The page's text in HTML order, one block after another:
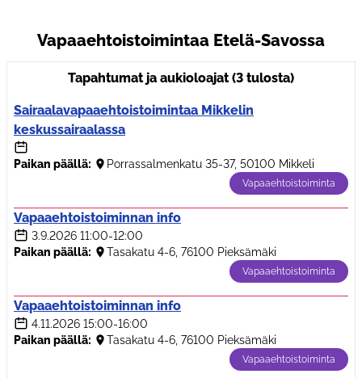
Vapaaehtoistoimintaa Etelä-Savossa
Tapahtumat ja aukioloajat (3 tulosta)
Sairaalavapaaehtoistoimintaa Mikkelin
keskussairaalassa
Paikan päällä: Porrassalmenkatu 35-37, 50100 Mikkeli
Vapaaehtoistoiminta
Vapaaehtoistoiminnan info
3.9.2026 11:00-12:00
Paikan päällä:
Tasakatu 4-6, 76100 Pieksämäki
Vapaaehtoistoiminta
Vapaaehtoistoiminnan info
4.11.2026 15:00-16:00
Paikan päällä:
Tasakatu 4-6, 76100 Pieksämäki
Vapaaehtoistoiminta